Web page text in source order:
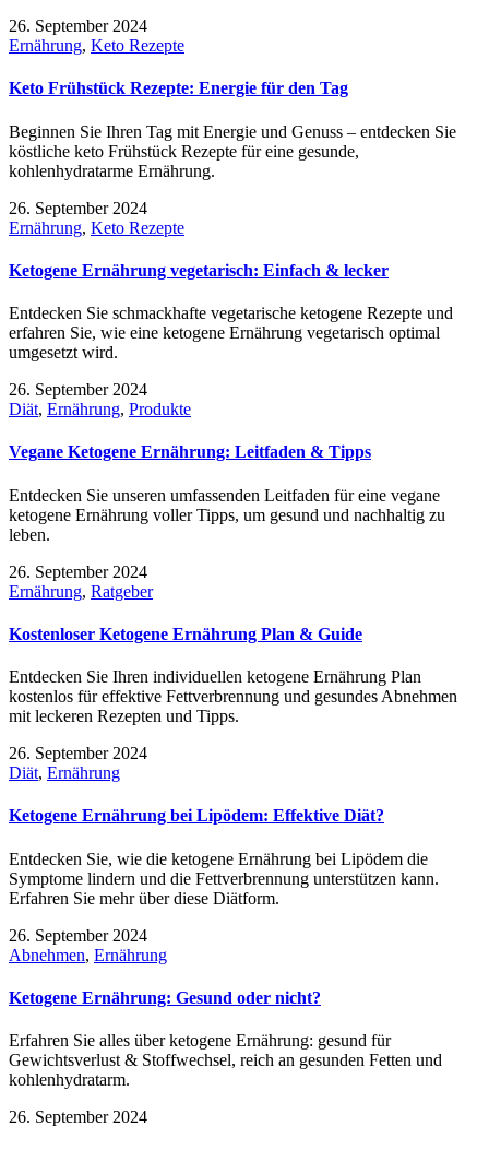
26. September 2024
Ernährung, Keto Rezepte
Keto Frühstück Rezepte: Energie für den Tag
Beginnen Sie Ihren Tag mit Energie und Genuss – entdecken Sie
köstliche keto Frühstück Rezepte für eine gesunde,
kohlenhydratarme Ernährung.
26. September 2024
Ernährung, Keto Rezepte
Ketogene Ernährung vegetarisch: Einfach & lecker
Entdecken Sie schmackhafte vegetarische ketogene Rezepte und
erfahren Sie, wie eine ketogene Ernährung vegetarisch optimal
umgesetzt wird.
26. September 2024
Diät, Ernährung, Produkte
Vegane Ketogene Ernährung: Leitfaden & Tipps
Entdecken Sie unseren umfassenden Leitfaden für eine vegane
ketogene Ernährung voller Tipps, um gesund und nachhaltig zu
leben.
26. September 2024
Ernährung, Ratgeber
Kostenloser Ketogene Ernährung Plan & Guide
Entdecken Sie Ihren individuellen ketogene Ernährung Plan
kostenlos für effektive Fettverbrennung und gesundes Abnehmen
mit leckeren Rezepten und Tipps.
26. September 2024
Diät, Ernährung
Ketogene Ernährung bei Lipödem: Effektive Diät?
Entdecken Sie, wie die ketogene Ernährung bei Lipödem die
Symptome lindern und die Fettverbrennung unterstützen kann.
Erfahren Sie mehr über diese Diätform.
26. September 2024
Abnehmen, Ernährung
Ketogene Ernährung: Gesund oder nicht?
Erfahren Sie alles über ketogene Ernährung: gesund für
Gewichtsverlust & Stoffwechsel, reich an gesunden Fetten und
kohlenhydratarm.
26. September 2024